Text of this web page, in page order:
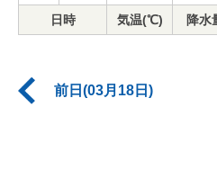
日時 気温(℃) 降水
前日(03月18日)